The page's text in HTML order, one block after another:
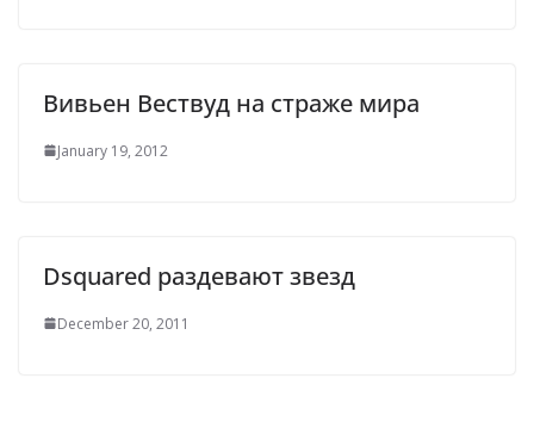
Вивьен Вествуд на страже мира
January 19, 2012
Dsquared раздевают звезд
December 20, 2011